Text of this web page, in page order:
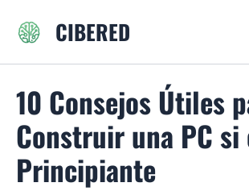
CIBERED
10 Consejos Útiles
Construir una PC si
Principiante